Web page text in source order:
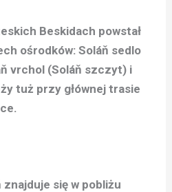
Beskidach powstał
ośrodków: Soláň sedlo
vrchol (Soláň szczyt) i
tuż przy głównej trasie
znajduje się w pobliżu